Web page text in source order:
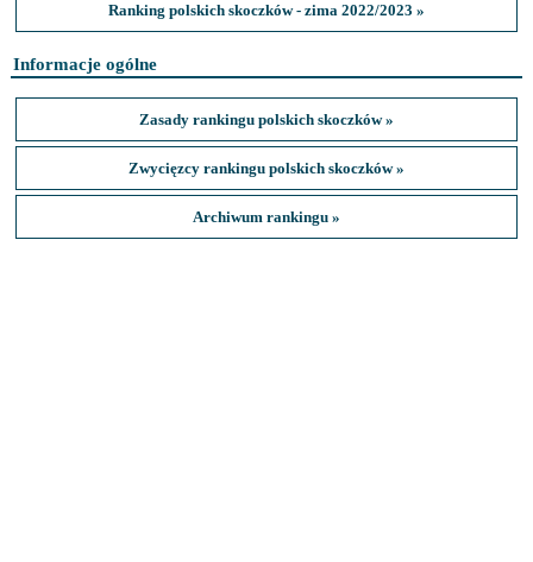
Ranking polskich skoczków - zima 2022/2023 »
Informacje ogólne
Zasady rankingu polskich skoczków »
Zwycięzcy rankingu polskich skoczków »
Archiwum rankingu »